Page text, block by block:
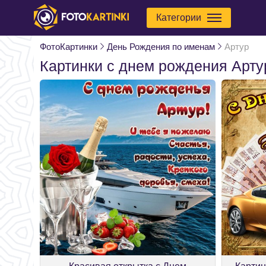
Категории
ФотоКартинки День Рождения по именам Артур
Картинки с днем рождения